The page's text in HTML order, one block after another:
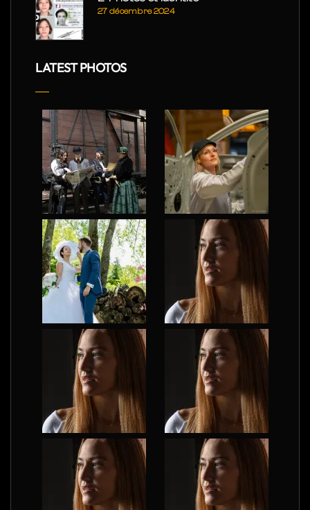
27 décembre 2024
LATEST PHOTOS